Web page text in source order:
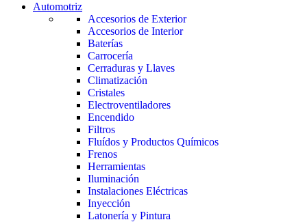
Automotriz
Accesorios de Exterior
Accesorios de Interior
Baterías
Carrocería
Cerraduras y Llaves
Climatización
Cristales
Electroventiladores
Encendido
Filtros
Fluídos y Productos Químicos
Frenos
Herramientas
Iluminación
Instalaciones Eléctricas
Inyección
Latonería y Pintura